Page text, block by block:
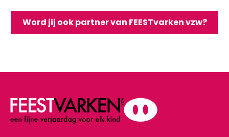
Word jij ook partner van FEESTvarken vzw?